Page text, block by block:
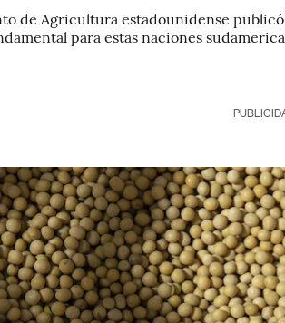
de Agricultura estadounidense
para estas naciones